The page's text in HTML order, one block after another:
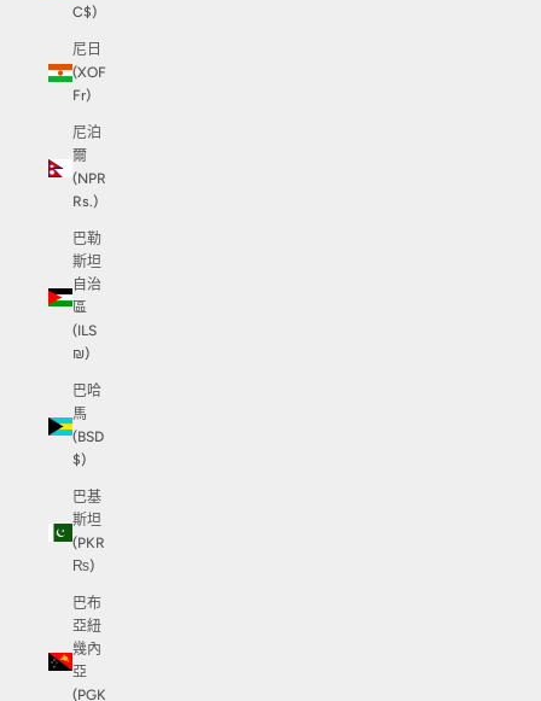
C$)
尼日
(XOF
Fr)
尼泊
爾
(NPR
Rs.)
巴勒
斯坦
自治
區
(ILS
₪)
巴哈
馬
(BSD
$)
巴基
斯坦
(PKR
₨)
巴布
亞紐
幾內
亞
(PGK